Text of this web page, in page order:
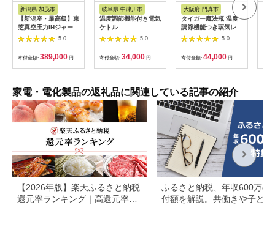
ス
新潟県 加茂市
【新潟産・最高級】東
芝真空圧力IHジャー炊
飯器 炎匠炊き RC-
10ZWX(K) 5.5合
《2025年モデル》
5.0
寄付金額: 389,000 円
ス
岐阜県 中津川市
温度調節機能付き電気
ケトル
（1200W/0.8L）
EGL-C1281【ホワイ
トシルバー】77685
F4N-0707
5.0
寄付金額: 34,000 円
大阪府 門真市
タイガー魔法瓶 温度
調節機能つき蒸気レス
電気ケトル 1.2L PTV-
A120【HC チェスナ
ッツグレー、WG グレ
イッシュホワイト】大
阪府門真市 家電 電化
活家電 新生活 新生活
応援
5.0
寄付金額: 44,000 円
家電・電化製品の返礼品に関連している記事の紹介
【2026年版】楽天ふるさと納税
還元率ランキング｜高還元率返
ふるさと納税、年収600万の
付額を解説。共働きや子ども